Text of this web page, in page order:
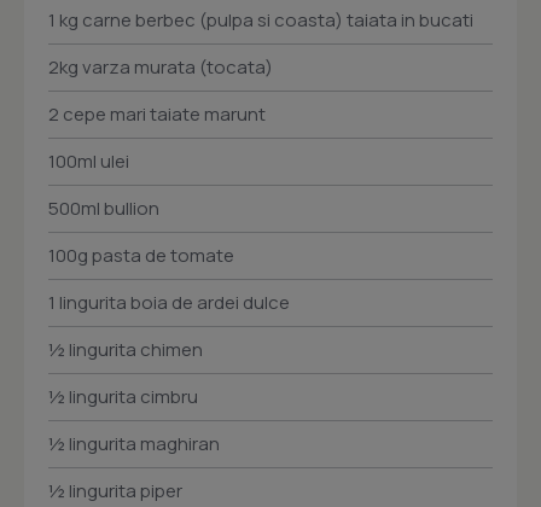
1 kg carne berbec (pulpa si coasta) taiata in bucati
2kg varza murata (tocata)
2 cepe mari taiate marunt
100ml ulei
500ml bullion
100g pasta de tomate
1 lingurita boia de ardei dulce
½ lingurita chimen
½ lingurita cimbru
½ lingurita maghiran
½ lingurita piper